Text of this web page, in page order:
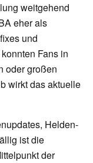
weitgehend
eher als
und
Fans in
oder großen
wirkt das aktuelle
Helden-
ist die
der